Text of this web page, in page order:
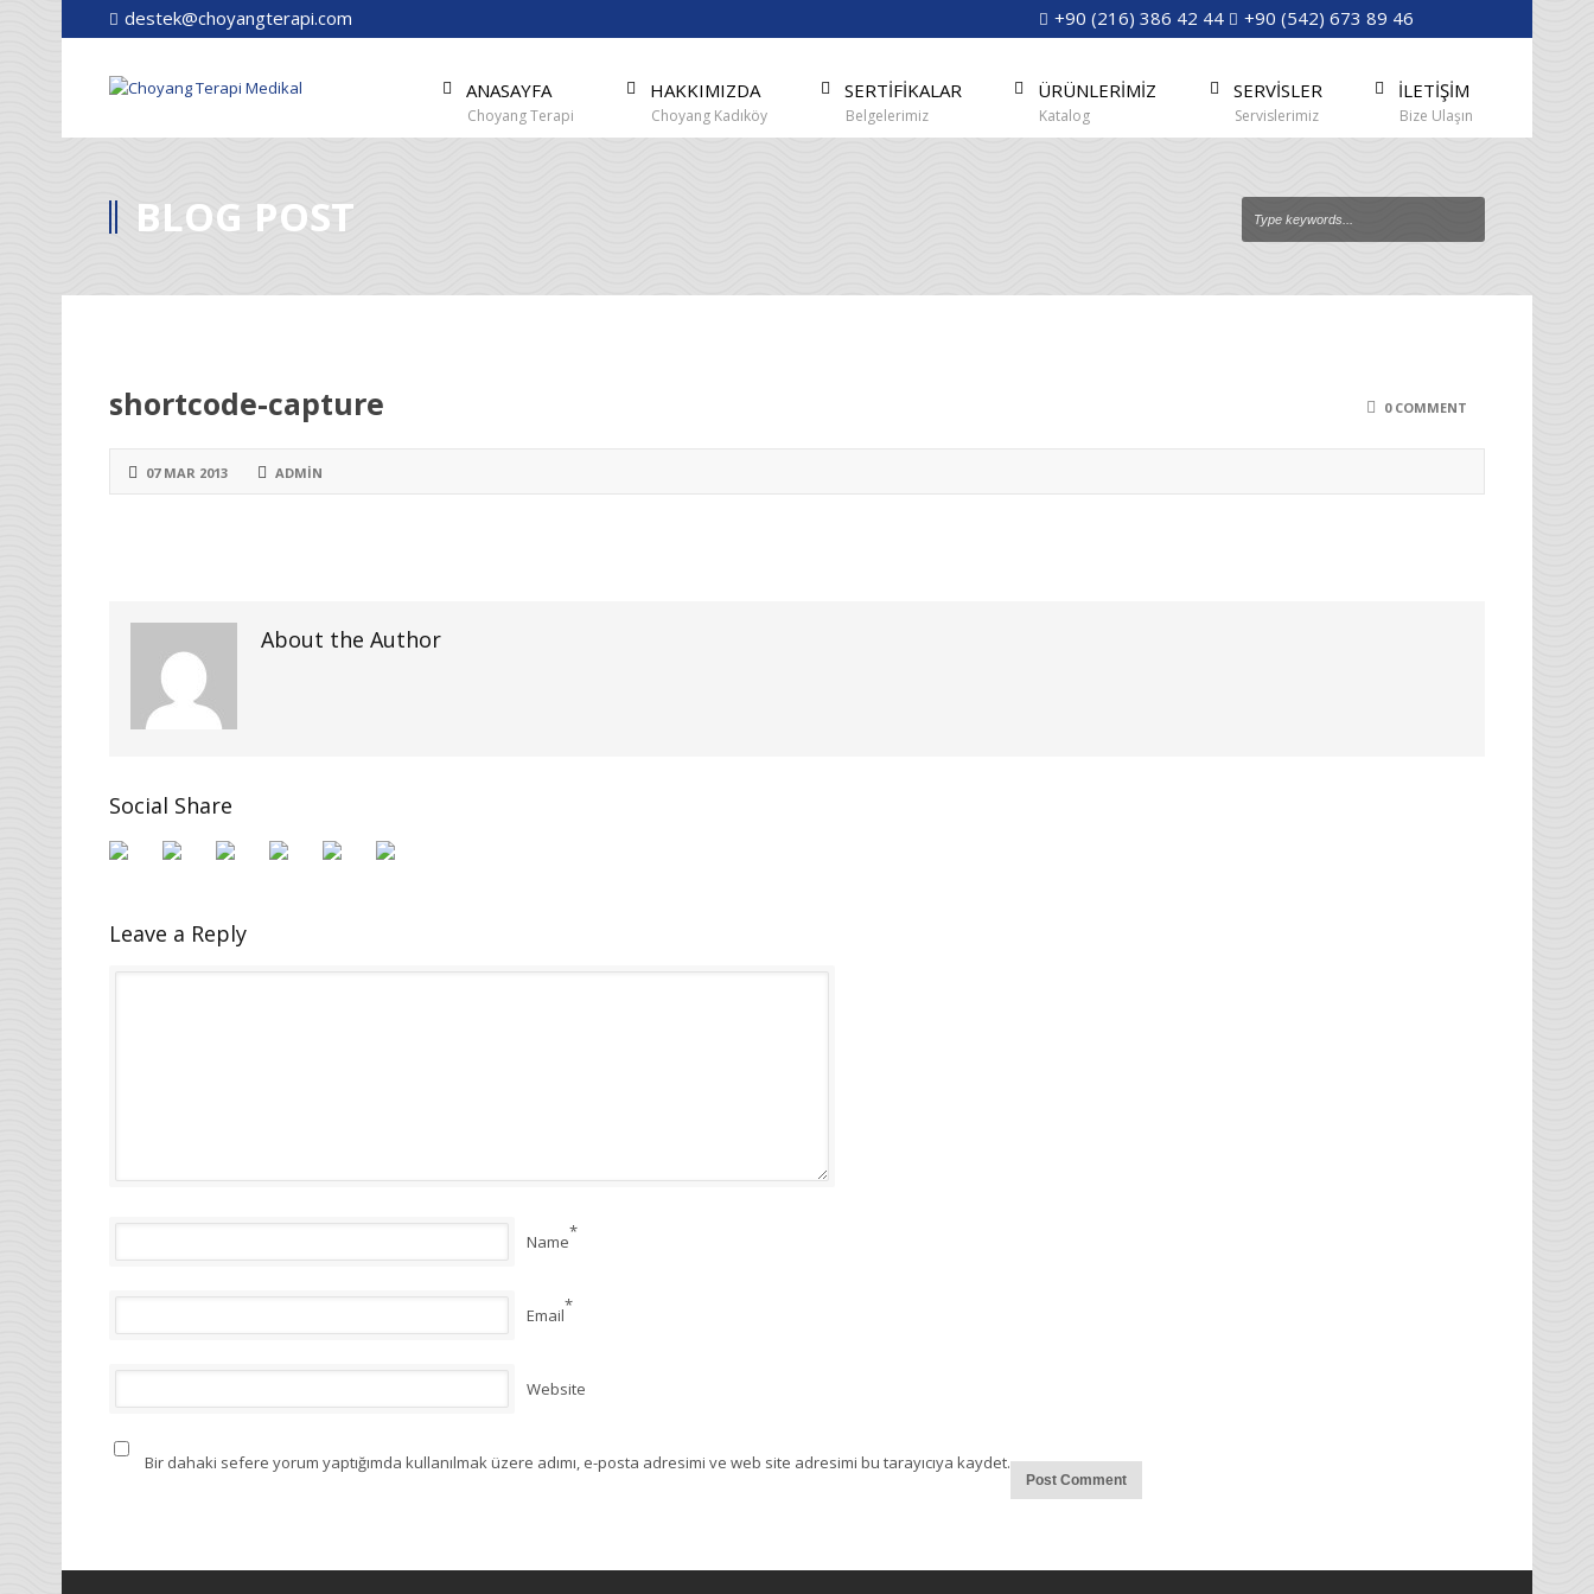
destek@choyangterapi.com +90 (216) 386 42 44 +90 (542) 673 89 46
ANASAYFA
Choyang Terapi
HAKKIMIZDA
Choyang Kadıköy
SERTİFİKALAR
Belgelerimiz
ÜRÜNLERİMİZ
Katalog
SERVİSLER
Servislerimiz
İLETİŞİM
Bize Ulaşın
BLOG POST
0 COMMENT
shortcode-capture
07 MAR 2013 ADMIN
About the Author
Social Share
Leave a Reply
Name*
Email*
Website
Bir dahaki sefere yorum yaptığımda kullanılmak üzere adımı, e-posta adresimi ve web site adresimi bu tarayıcıya kaydet.